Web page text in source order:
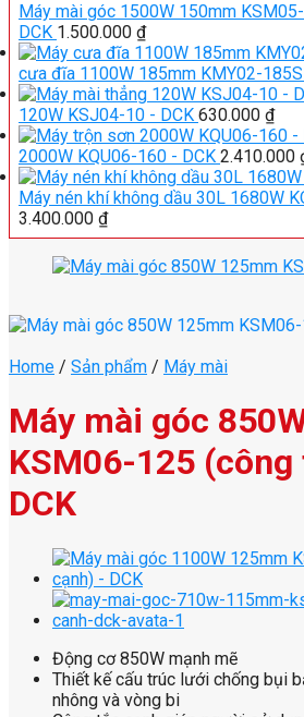
Máy mài góc 1500W 150mm
DCK 1.500.000 ₫
cưa đĩa 1100W 185mm KMY02-
120W KSJ04-10 - DCK 630.000 ₫
2000W KQU06-160 - DCK 2.410.000
Máy nén khí không dầu 30L 1680W
3.400.000 ₫
Home / Sản phẩm / Máy mài
Máy mài góc
KSM06-125
DCK
Động cơ 850W mạnh mẽ
Thiết kế cấu trúc lưới chống bụi
nhông và vòng bi